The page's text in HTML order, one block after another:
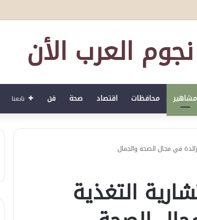
نجوم العرب الأن
مشاهير محافظات اقتصاد صحة فن تابعنا
في مجال الصحة والجمال
التغذية